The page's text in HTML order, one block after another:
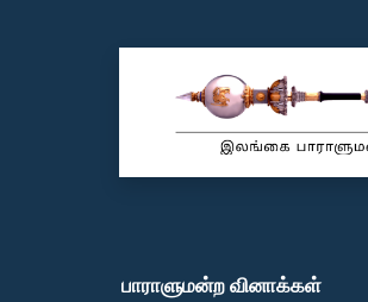
பாராளுமன்ற வினாக்கள்